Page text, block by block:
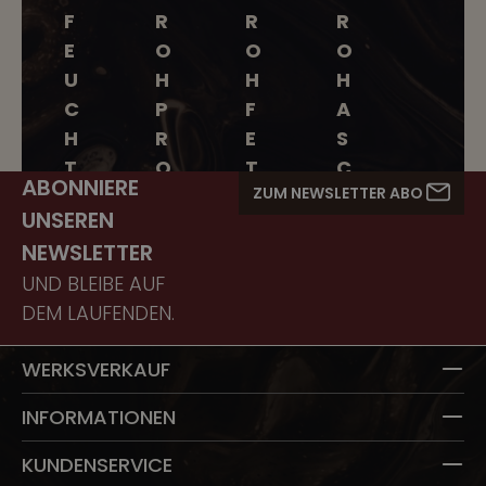
F
E
U
C
H
T
I
G
K
EI
T
R
O
H
P
R
O
R
O
H
F
E
T
T
R
O
H
A
S
C
H
ABONNIERE
UNSEREN
NEWSLETTER
UND BLEIBE AUF
DEM LAUFENDEN.
ZUM NEWSLETTER ABO
WERKSVERKAUF
INFORMATIONEN
KUNDENSERVICE